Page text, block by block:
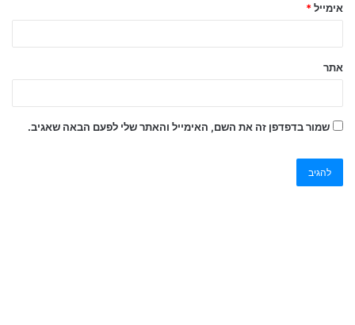
אימייל *
אתר
שמור בדפדפן זה את השם, האימייל והאתר שלי לפעם הבאה שאגיב.